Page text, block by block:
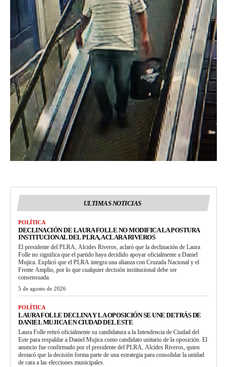
ULTIMAS NOTICIAS
POLÍTICA
DECLINACIÓN DE LAURA FOLLE NO MODIFICA LA POSTURA
INSTITUCIONAL DEL PLRA, ACLARA RIVEROS
El presidente del PLRA, Alcides Riveros, aclaró que la declinación de Laura
Folle no significa que el partido haya decidido apoyar oficialmente a Daniel
Mujica. Explicó que el PLRA integra una alianza con Cruzada Nacional y el
Frente Amplio, por lo que cualquier decisión institucional debe ser
consensuada.
5 de agosto de 2026
POLÍTICA
LAURA FOLLE DECLINA Y LA OPOSICIÓN SE UNE DETRÁS DE
DANIEL MUJICA EN CIUDAD DEL ESTE
Laura Folle retiró oficialmente su candidatura a la Intendencia de Ciudad del
Este para respaldar a Daniel Mujica como candidato unitario de la oposición. El
anuncio fue confirmado por el presidente del PLRA, Alcides Riveros, quien
destacó que la decisión forma parte de una estrategia para consolidar la unidad
de cara a las elecciones municipales.